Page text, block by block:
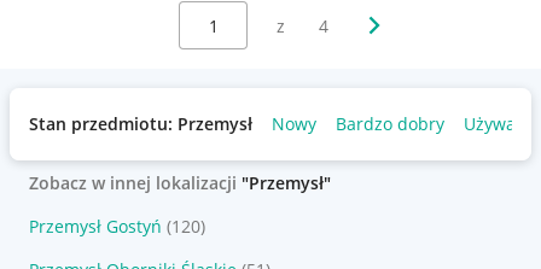
Wybierz stronę:
z 4 Następna strona
Stan przedmiotu: Przemysł Nowy Bardzo dobry Używany
Zobacz w innej lokalizacji "Przemysł"
Przemysł Gostyń (120)